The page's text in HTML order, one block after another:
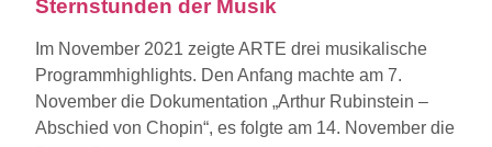
Sternstunden der Musik
Im November 2021 zeigte ARTE drei musikalische
Programmhighlights. Den Anfang machte am 7.
November die Dokumentation „Arthur Rubinstein –
Abschied von Chopin“, es folgte am 14. November die